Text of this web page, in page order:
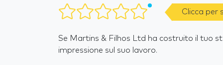
Clicca per
Se Martins & Filhos Ltd ha costruito il tuo
impressione sul suo lavoro.